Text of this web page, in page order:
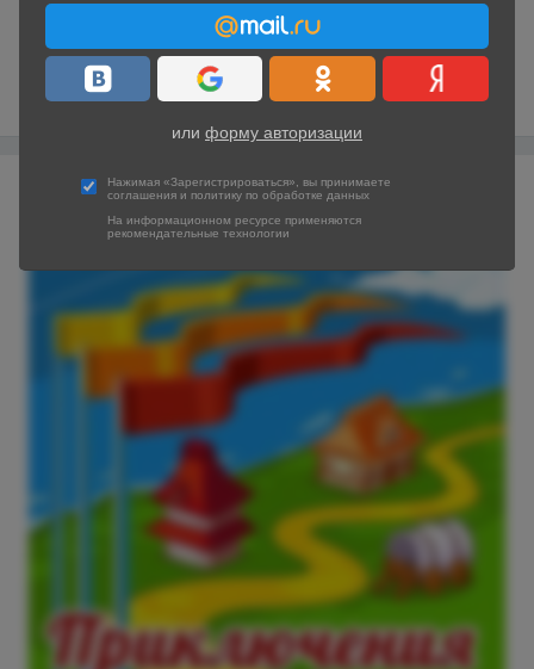
Войти через Mail.ru
или форму авторизации
Нажимая «Зарегистрироваться», вы принимаете
соглашения и политику по обработке данных
На информационном ресурсе применяются
рекомендательные технологии
Приглашение в этот уникальный ТОП получили немногие
игроки. Критерий отбора игроков в уникальный ТОП
Читать далее
Комментировать
Любители Пс. Общалка.